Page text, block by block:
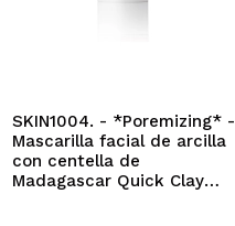
SKIN1004. - *Poremizing* -
Mascarilla facial de arcilla
con centella de
Madagascar Quick Clay